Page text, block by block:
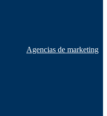
Agencias de marketing